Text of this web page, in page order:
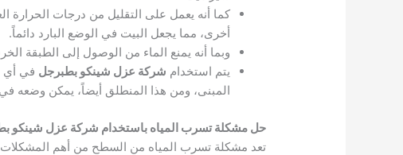
كما أنه يعمل على التقليل من درجات
أخرى، مما يجعل البيت في الوضع البارد دائماً.
وبما أنه يمنع الماء من الوصول إلى الطبقة
يتم استخدام شركة عزل شينكو بطبرجل في أي
المبنى، ومن هذا المنطلق أيضاً، يمكن وضعه في
حل مشكلة تسرب المياه باستخدام شركة عزل شينكو
تعد مشكلة تسرب المياه من السطح من أهم المشكلات